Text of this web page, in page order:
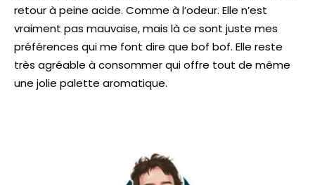
retour à peine acide. Comme à l’odeur. Elle n’est
vraiment pas mauvaise, mais là ce sont juste mes
préférences qui me font dire que bof bof. Elle reste
très agréable à consommer qui offre tout de même
une jolie palette aromatique.